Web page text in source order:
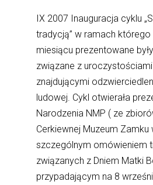
IX 2007 Inauguracja cyklu
tradycją” w ramach
miesiącu prezentowane
związane z
znajdującymi
ludowej. Cykl otwierała
Narodzenia NMP ( ze
Cerkiewnej Muzeum Zamku
szczególnym omówieniem
związanych z Dniem Matki
przypadającym na 8